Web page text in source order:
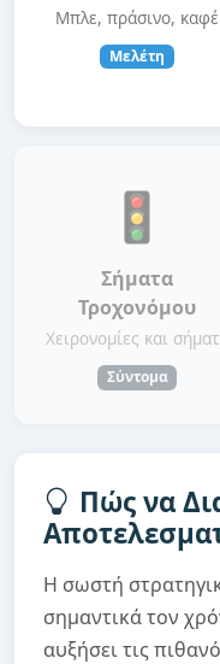
Μπλε, πράσινο, καφέ
Μελέτη
🚦
Σήματα
Τροχονόμου
Χειρονομίες και
Σύντομα
Πώς να
Η σωστή
σημαντικά τον
αυξήσει τις